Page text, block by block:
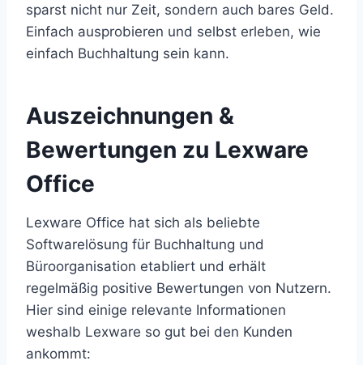
sparst nicht nur Zeit, sondern auch bares Geld.
Einfach ausprobieren und selbst erleben, wie
einfach Buchhaltung sein kann.
Auszeichnungen &
Bewertungen zu Lexware
Office
Lexware Office hat sich als beliebte
Softwarelösung für Buchhaltung und
Büroorganisation etabliert und erhält
regelmäßig positive Bewertungen von Nutzern.
Hier sind einige relevante Informationen
weshalb Lexware so gut bei den Kunden
ankommt: